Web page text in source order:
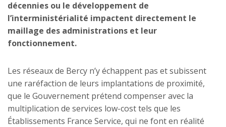
décennies ou le développement de
l’interministérialité impactent directement le
maillage des administrations et leur
fonctionnement.
Les réseaux de Bercy n’y échappent pas et subissent
une raréfaction de leurs implantations de proximité,
que le Gouvernement prétend compenser avec la
multiplication de services low-cost tels que les
Établissements France Service, qui ne font en réalité